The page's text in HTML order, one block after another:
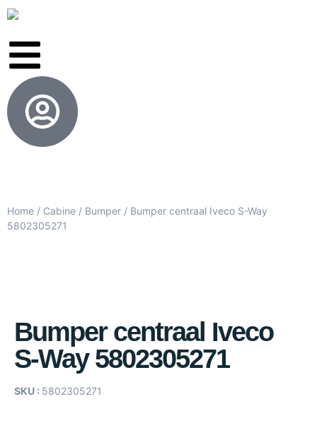
Home / Cabine / Bumper / Bumper centraal Iveco S-Way
5802305271
Bumper centraal Iveco
S-Way 5802305271
SKU : 5802305271